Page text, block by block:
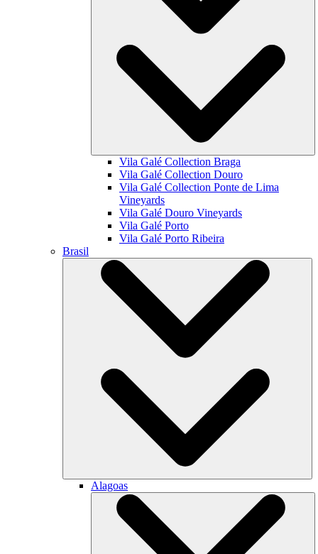
Vila Galé Collection Braga
Vila Galé Collection Douro
Vila Galé Collection Ponte de Lima
Vineyards
Vila Galé Douro Vineyards
Vila Galé Porto
Vila Galé Porto Ribeira
Brasil
Alagoas